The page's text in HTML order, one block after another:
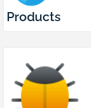
Products